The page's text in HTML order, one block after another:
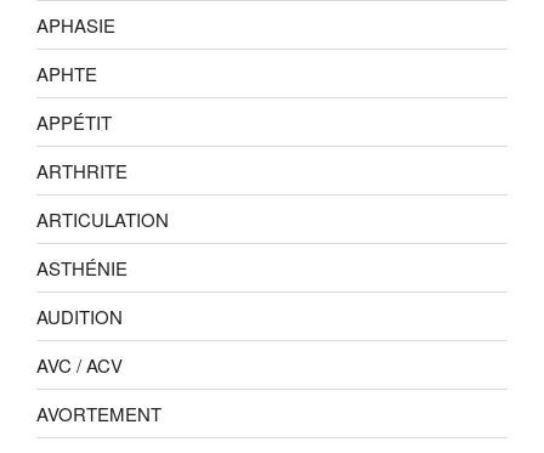
APHASIE
APHTE
APPÉTIT
ARTHRITE
ARTICULATION
ASTHÉNIE
AUDITION
AVC / ACV
AVORTEMENT